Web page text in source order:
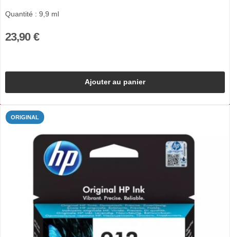
Quantité : 9,9 ml
23,90 €
Ajouter au panier
ORIGINAL